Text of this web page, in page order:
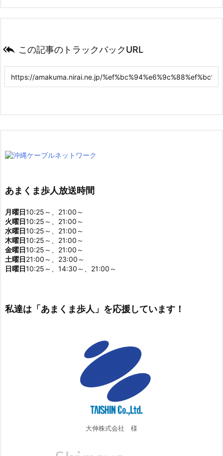
 この記事のトラックバックURL
あまくま歩人放送時間
月曜日10:25～、21:00～
火曜日10:25～、21:00～
水曜日10:25～、21:00～
木曜日10:25～、21:00～
金曜日10:25～、21:00～
土曜日21:00～、23:00～
日曜日10:25～、14:30～、21:00～
私達は「あまくま歩人」を応援しています！
大伸株式会社 様